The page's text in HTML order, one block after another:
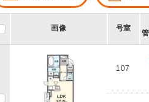
画像 号室
107